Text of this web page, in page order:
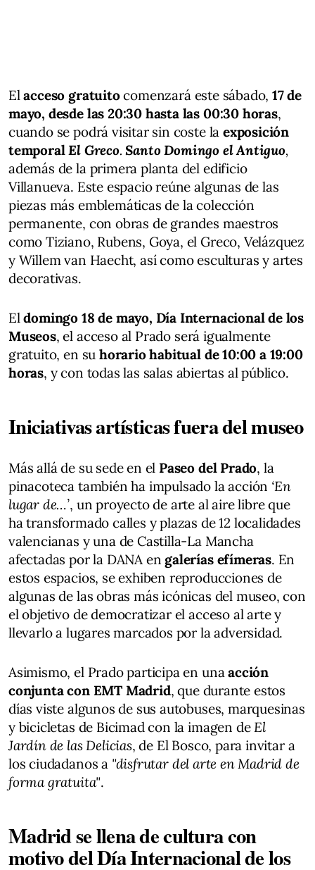
Elacceso gratuitocomenzará este sábado,17 de
mayo, desde las 20:30 hasta las 00:30 horas,
cuando se podrá visitar sin coste la exposición
temporalEl Greco.Santo Domingo el Antiguo,
además de la primera planta del edificio
Villanueva. Este espacio reúne algunas de las
piezas más emblemáticas de la colección
permanente, con obras de grandes maestros
como Tiziano, Rubens, Goya, el Greco, Velázquez
y Willem van Haecht, así como esculturas y artes
decorativas.
Eldomingo 18 de mayo, Día Internacional de los
Museos, el acceso al Prado será igualmente
gratuito, en su horario habitual de 10:00 a 19:00
horas, y con todas las salas abiertas al público.
Iniciativas artísticas fuera del museo
Más allá de su sede en el Paseo del Prado, la
pinacoteca también ha impulsado la acción ‘En
lugar de…’, un proyecto de arte al aire libre que
ha transformado calles y plazas de 12 localidades
valencianas y una de Castilla-La Mancha
afectadas por la DANA en galerías efímeras. En
estos espacios, se exhiben reproducciones de
algunas de las obras más icónicas del museo, con
el objetivo de democratizar el acceso al arte y
llevarlo a lugares marcados por la adversidad.
Asimismo, el Prado participa en unaacción
conjunta con EMT Madrid, que durante estos
días viste algunos de sus autobuses, marquesinas
y bicicletas de Bicimad con la imagen deEl
Jardín de las Delicias, de El Bosco, para invitar a
los ciudadanos a "disfrutar del arte en Madrid de
forma gratuita".
Madrid se llena de cultura con
motivo del Día Internacional de los